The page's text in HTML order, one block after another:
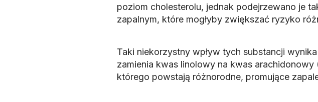
poziom cholesterolu, jednak podejrzewano je
zapalnym, które mogłyby zwiększać ryzyko
Taki niekorzystny wpływ tych substancji
zamienia kwas linolowy na kwas
którego powstają różnorodne, promujące